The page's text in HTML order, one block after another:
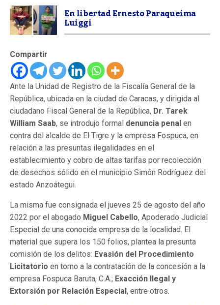
En libertad Ernesto Paraqueima
Luiggi
Compartir
Ante la Unidad de Registro de la Fiscalía General de la
República, ubicada en la ciudad de Caracas, y dirigida al
ciudadano Fiscal General de la República, Dr. Tarek
William Saab, se introdujo formal denuncia penal en
contra del alcalde de El Tigre y la empresa Fospuca, en
relación a las presuntas ilegalidades en el
establecimiento y cobro de altas tarifas por recolección
de desechos sólido en el municipio Simón Rodríguez del
estado Anzoátegui.
La misma fue consignada el jueves 25 de agosto del año
2022 por el abogado Miguel Cabello, Apoderado Judicial
Especial de una conocida empresa de la localidad. El
material que supera los 150 folios, plantea la presunta
comisión de los delitos: Evasión del Procedimiento
Licitatorio en torno a la contratación de la concesión a la
empresa Fospuca Baruta, C.A.; Exacción Ilegal y
Extorsión por Relación Especial, entre otros.